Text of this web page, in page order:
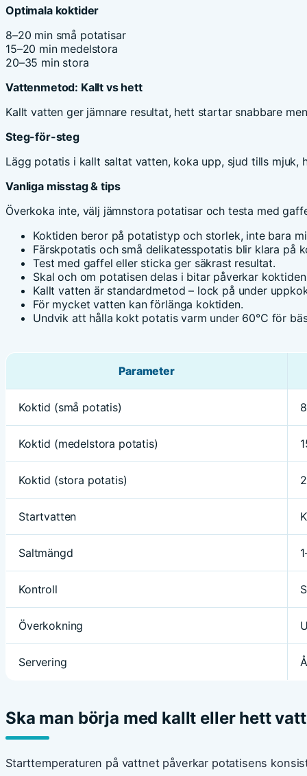
Optimala koktider
8–20 min små potatisar
15–20 min medelstora
20–35 min stora
Vattenmetod: Kallt vs hett
Kallt vatten ger jämnare resultat, hett startar snabbare
Steg-för-steg
Lägg potatis i kallt saltat vatten, koka upp, sjud tills mjuk,
Vanliga misstag & tips
Överkoka inte, välj jämnstora potatisar och testa med
Koktiden beror på potatistyp och storlek, inte bara
Färskpotatis och små delikatesspotatis blir klara på
Test med gaffel eller sticka ger säkrast resultat.
Skal och om potatisen delas i bitar påverkar
Kallt vatten är standardmetod – lock på under
För mycket vatten kan förlänga koktiden.
Undvik att hålla kokt potatis varm under 60°C för
Parameter
Koktid (små potatis)
Koktid (medelstora potatis)
Koktid (stora potatis)
Startvatten
Saltmängd
Kontroll
Överkokning
Servering
Ska man börja med kallt eller hett
Starttemperaturen på vattnet påverkar potatisens